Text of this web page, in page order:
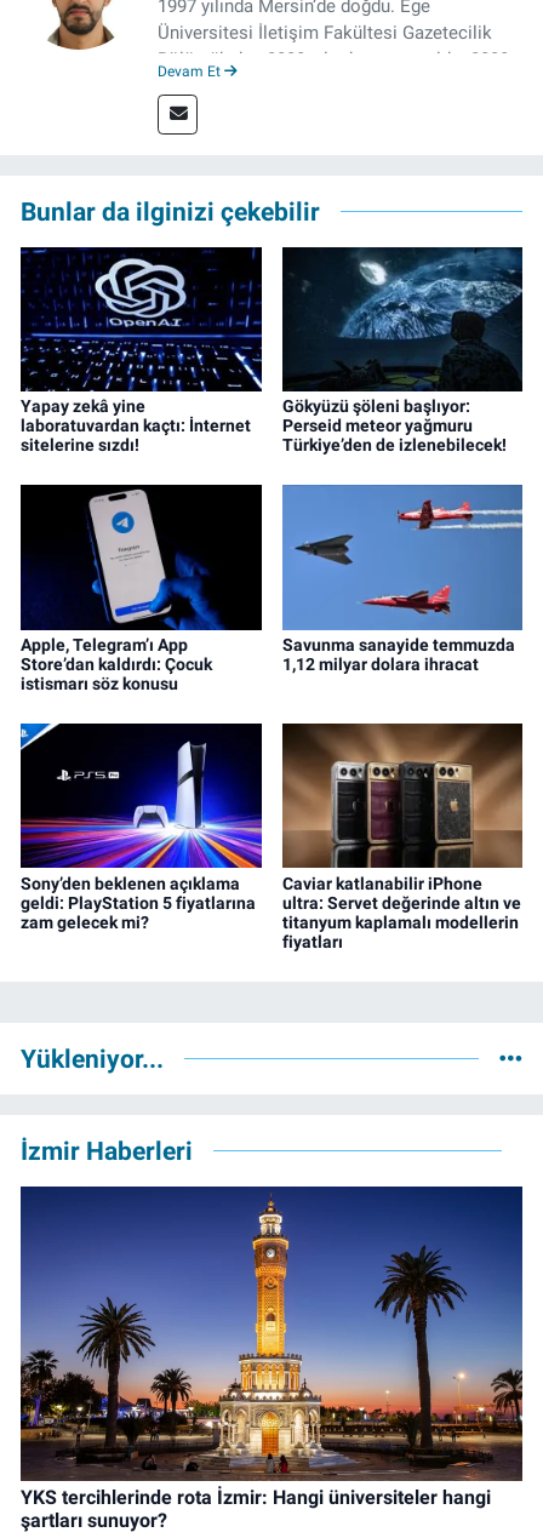
1997 yılında Mersin’de doğdu. Ege
Üniversitesi İletişim Fakültesi Gazetecilik
Bölümü’nden 2020 yılında mezun oldu. 2020
editörü, muhabir, rejisör olarak çalıştı.
Meslek hayatına İzmir’de başlayan gazeteci,
Devam Et
Bunlar da ilginizi çekebilir
Yapay zekâ yine
laboratuvardan kaçtı: İnternet
sitelerine sızdı!
Gökyüzü şöleni başlıyor:
Perseid meteor yağmuru
Türkiye’den de izlenebilecek!
Apple, Telegram’ı App
Store’dan kaldırdı: Çocuk
istismarı söz konusu
Savunma sanayide temmuzda
1,12 milyar dolara ihracat
Sony’den beklenen açıklama
geldi: PlayStation 5 fiyatlarına
zam gelecek mi?
Caviar katlanabilir iPhone
ultra: Servet değerinde altın ve
titanyum kaplamalı modellerin
fiyatları
Yükleniyor...
İzmir Haberleri
YKS tercihlerinde rota İzmir: Hangi üniversiteler hangi
şartları sunuyor?